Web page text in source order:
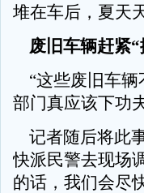
堆在车后，夏天
废旧车辆赶紧“
“这些废旧车辆
部门真应该下功
记者随后将此
快派民警去现场
的话，我们会尽